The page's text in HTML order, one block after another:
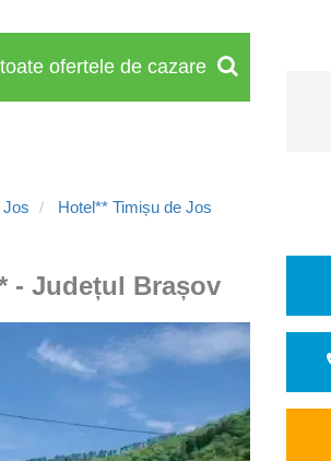
ofertele de cazare
Jos
Hotel** Timișu de Jos
- Județul Brașov